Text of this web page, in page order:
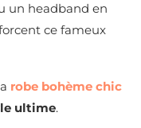
un headband en
ce fameux
robe bohème chic
ultime.